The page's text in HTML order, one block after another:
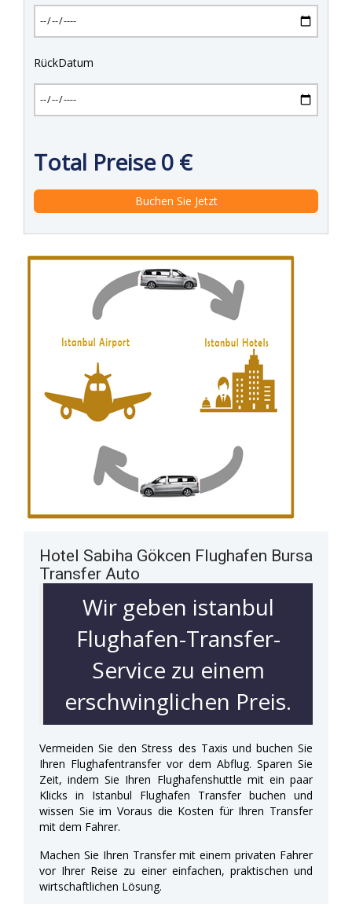
RückDatum
Total Preise0 €
Hotel Sabiha Gökcen Flughafen Bursa
Transfer Auto
Wir geben istanbul
Flughafen-Transfer-
Service zu einem
erschwinglichen Preis.
Vermeiden Sie den Stress des Taxis und buchen Sie
Ihren Flughafentransfer vor dem Abflug. Sparen Sie
Zeit, indem Sie Ihren Flughafenshuttle mit ein paar
Klicks in Istanbul Flughafen Transfer buchen und
wissen Sie im Voraus die Kosten für Ihren Transfer
mit dem Fahrer.
Machen Sie Ihren Transfer mit einem privaten Fahrer
vor Ihrer Reise zu einer einfachen, praktischen und
wirtschaftlichen Lösung.